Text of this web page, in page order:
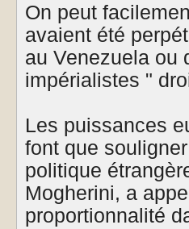
On peut
avaient été
au Venezuela ou
impérialistes "
Les puissances
font que
politique
Mogherini, a
proportionnalité